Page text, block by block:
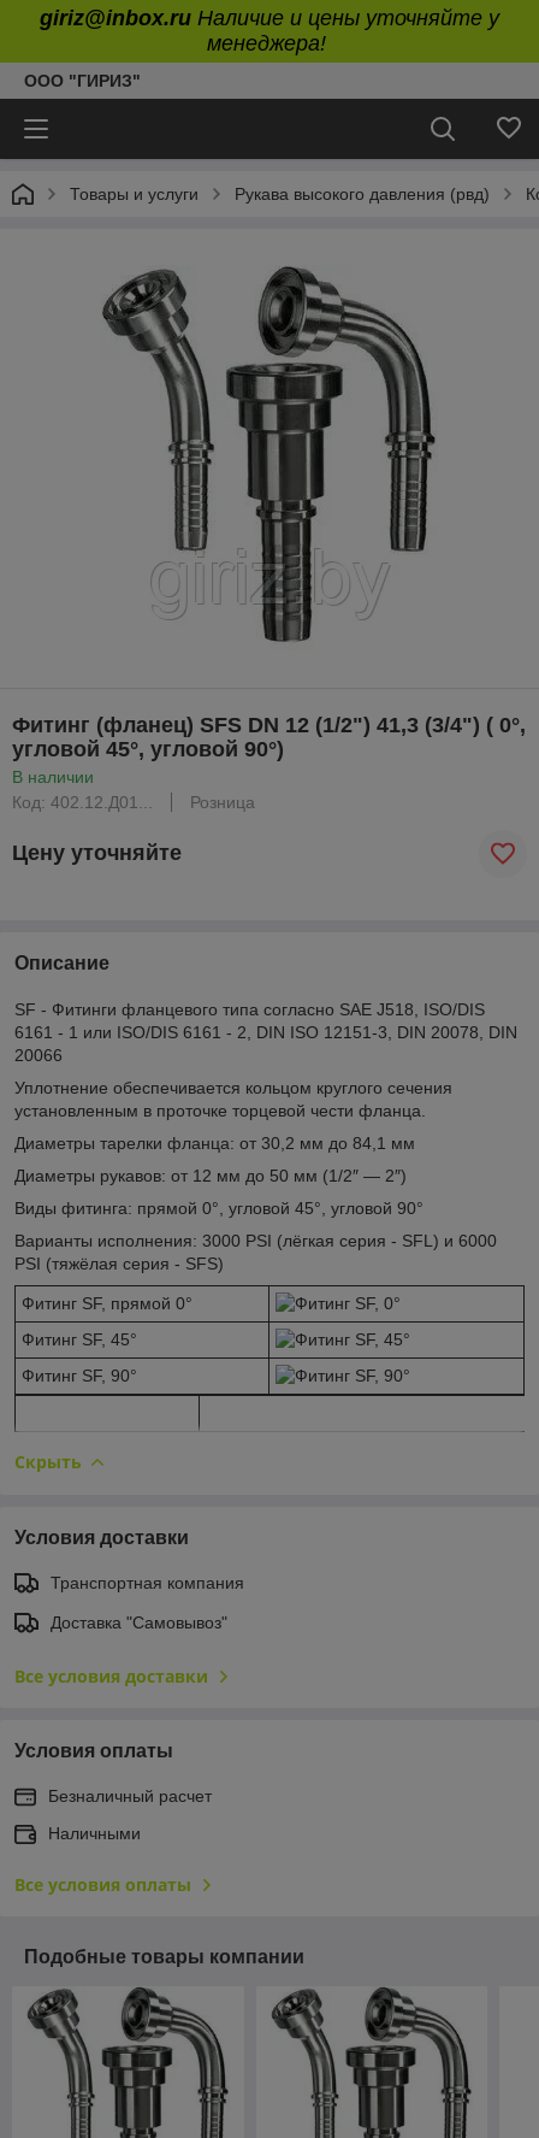
giriz@inbox.ru Наличие и цены уточняйте у
менеджера!
ООО "ГИРИЗ"
Товары и услуги Рукава высокого давления (рвд)
Фитинг (фланец) SFS DN 12 (1/2") 41,3 (3/4") ( 0°,
угловой 45°, угловой 90°)
В наличии
Код: 402.12.Д01...
Розница
Цену уточняйте
Описание
SF - Фитинги фланцевого типа согласно SAE J518, ISO/DIS
6161 - 1 или ISO/DIS 6161 - 2, DIN ISO 12151-3, DIN 20078, DIN
20066
Уплотнение обеспечивается кольцом круглого сечения
установленным в проточке торцевой чести фланца.
Диаметры тарелки фланца: от 30,2 мм до 84,1 мм
Диаметры рукавов: от 12 мм до 50 мм (1/2″ — 2″)
Виды фитинга: прямой 0°, угловой 45°, угловой 90°
Варианты исполнения: 3000 PSI (лёгкая серия - SFL) и 6000
PSI (тяжёлая серия - SFS)
Фитинг SF, прямой 0°
Фитинг SF, 45°
Фитинг SF, 90°
Скрыть
Условия доставки
Транспортная компания
Доставка "Самовывоз"
Все условия доставки
Условия оплаты
Безналичный расчет
Наличными
Все условия оплаты
Подобные товары компании